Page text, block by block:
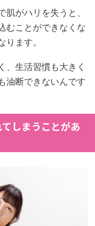
肌がハリを失うと、
むことができなくな
ります。
、生活習慣も大きく
油断できないんです
しまうことがあ